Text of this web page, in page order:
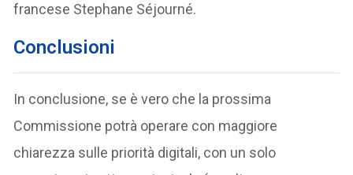
francese Stephane Séjourné.
Conclusioni
In conclusione, se è vero che la prossima
Commissione potrà operare con maggiore
chiarezza sulle priorità digitali, con un solo